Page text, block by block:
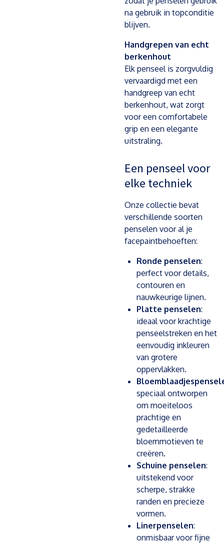
na gebruik in topconditie
blijven.
Handgrepen van echt
berkenhout
Elk penseel is zorgvuldig
vervaardigd met een
handgreep van echt
berkenhout, wat zorgt
voor een comfortabele
grip en een elegante
uitstraling.
Een penseel voor
elke techniek
Onze collectie bevat
verschillende soorten
penselen voor al je
facepaintbehoeften:
Ronde penselen:
perfect voor details,
contouren en
nauwkeurige lijnen.
Platte penselen:
ideaal voor krachtige
penseelstreken en het
eenvoudig inkleuren
van grotere
oppervlakken.
speciaal ontworpen
om moeiteloos
prachtige en
gedetailleerde
bloemmotieven te
creëren.
Schuine penselen:
uitstekend voor
scherpe, strakke
randen en precieze
vormen.
Linerpenselen:
onmisbaar voor fijne